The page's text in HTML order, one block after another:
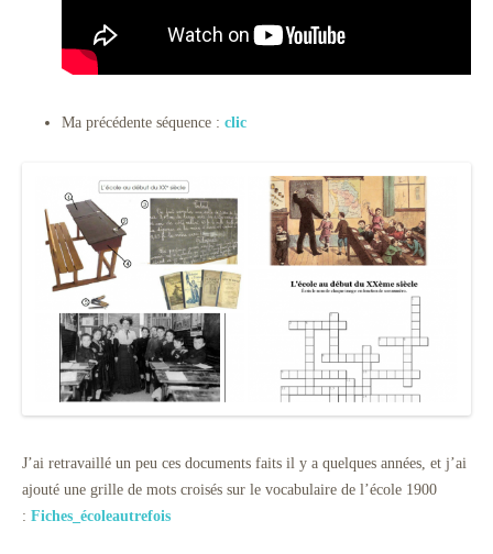
Ma précédente séquence : clic
J’ai retravaillé un peu ces documents faits il y a quelques années, et j’ai
ajouté une grille de mots croisés sur le vocabulaire de l’école 1900
: Fiches_écoleautrefois